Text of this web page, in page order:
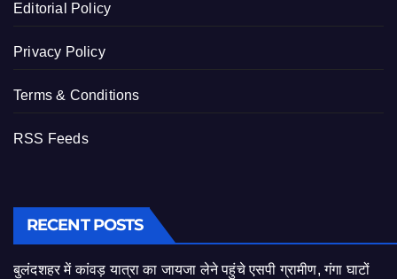
Editorial Policy
Privacy Policy
Terms & Conditions
RSS Feeds
RECENT POSTS
बुलंदशहर में कांवड़ यात्रा का जायजा लेने पहुंचे एसपी ग्रामीण, गंगा घाटों